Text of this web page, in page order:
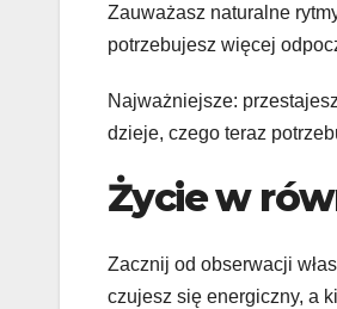
Zauważasz naturalne
potrzebujesz więcej
Najważniejsze:
dzieje, czego teraz
Życie w
Zacznij od obserwacji
czujesz się energiczny, a